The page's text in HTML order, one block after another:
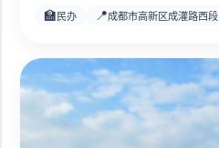
🏫 民办 📍成都市高新区成灌路西段